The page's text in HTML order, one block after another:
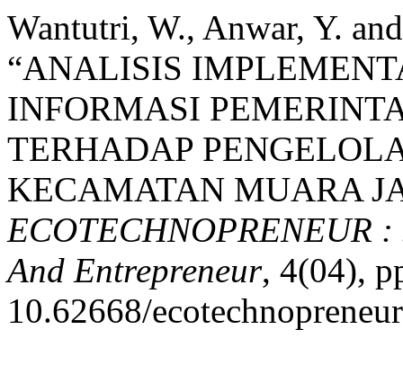
Wantutri, W., Anwar, Y.
“ANALISIS
INFORMASI
TERHADAP
KECAMATAN MUARA
ECOTECHNOPRENEUR
And Entrepreneur, 4(04),
10.62668/